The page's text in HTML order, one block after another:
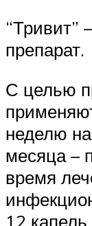
“Тривит”
препарат.
С целью
неделю
месяца –
время
12